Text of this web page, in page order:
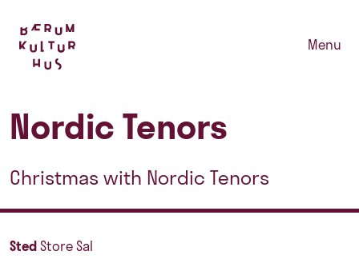
Menu
Nordic Tenors
Christmas with Nordic Tenors
StedStore Sal